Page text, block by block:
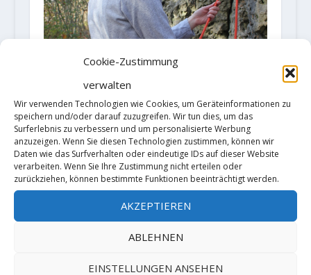
Cookie-Zustimmung
verwalten
Wir verwenden Technologien wie Cookies, um Geräteinformationen zu
speichern und/oder darauf zuzugreifen. Wir tun dies, um das
Surferlebnis zu verbessern und um personalisierte Werbung
anzuzeigen. Wenn Sie diesen Technologien zustimmen, können wir
Daten wie das Surfverhalten oder eindeutige IDs auf dieser Website
verarbeiten. Wenn Sie Ihre Zustimmung nicht erteilen oder
zurückziehen, können bestimmte Funktionen beeinträchtigt werden.
AKZEPTIEREN
ABLEHNEN
EINSTELLUNGEN ANSEHEN
Alternative bei der
„CONNECT ADJUST“
10. November 2020